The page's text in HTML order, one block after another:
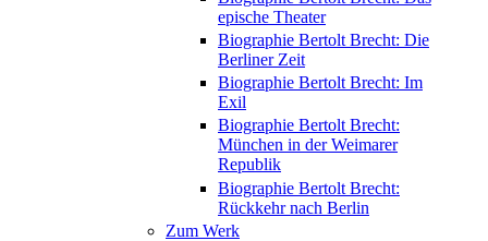
epische Theater
Biographie Bertolt Brecht: Die
Berliner Zeit
Biographie Bertolt Brecht: Im
Exil
Biographie Bertolt Brecht:
München in der Weimarer
Republik
Biographie Bertolt Brecht:
Rückkehr nach Berlin
Zum Werk